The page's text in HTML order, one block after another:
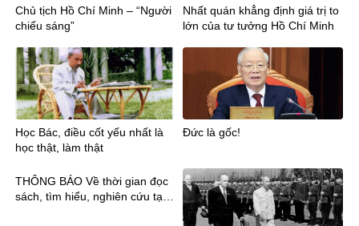
Chủ tịch Hồ Chí Minh – “Người
chiếu sáng”
Nhất quán khẳng định giá trị to
lớn của tư tưởng Hồ Chí Minh
Học Bác, điều cốt yếu nhất là
học thật, làm thật
Đức là gốc!
THÔNG BÁO Về thời gian đọc
sách, tìm hiểu, nghiên cứu tại